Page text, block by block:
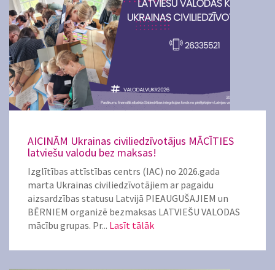
AICINĀM Ukrainas civiliedzīvotājus MĀCĪTIES
latviešu valodu bez maksas!
Izglītības attīstības centrs (IAC) no 2026.gada
marta Ukrainas civiliedzīvotājiem ar pagaidu
aizsardzības statusu Latvijā PIEAUGUŠAJIEM un
BĒRNIEM organizē bezmaksas LATVIEŠU VALODAS
mācību grupas. Pr... Lasīt tālāk